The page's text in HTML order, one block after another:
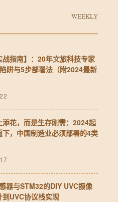
WEEKLY
战指南】：20年文旅科技专家
阱与5步部署法（附2024最新
添花，而是生存刚需：2024起
，中国制造业必须部署的4类
器与STM32的DIY UVC摄像
UVC协议栈实现